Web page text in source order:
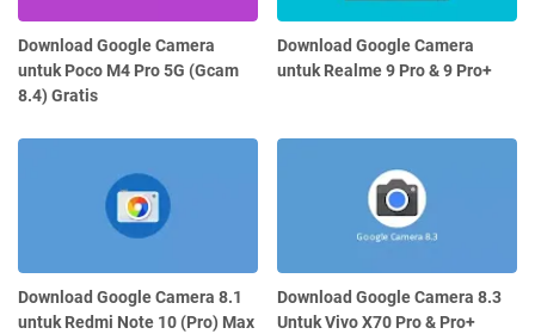
Download Google Camera
untuk Poco M4 Pro 5G (Gcam
8.4) Gratis
Download Google Camera
untuk Realme 9 Pro & 9 Pro+
Download Google Camera 8.1
untuk Redmi Note 10 (Pro) Max
Download Google Camera 8.3
Untuk Vivo X70 Pro & Pro+